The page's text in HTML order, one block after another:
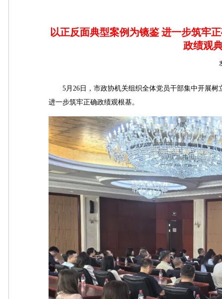
以正反面典型案例为镜鉴 进一步筑牢
政绩观
5月26日，市政协机关组织全体党员干部集中开展树
进一步筑牢正确政绩观根基。